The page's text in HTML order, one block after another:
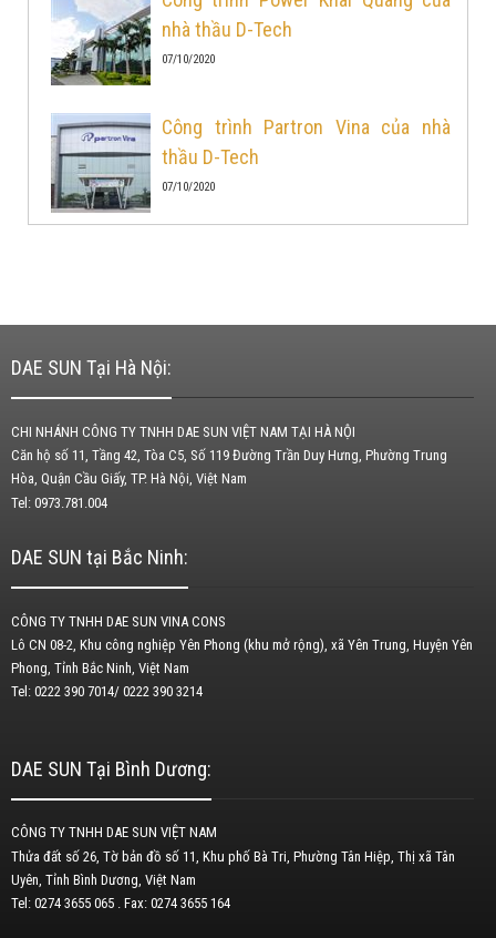
nhà thầu D-Tech
07/10/2020
Công trình Partron Vina của nhà
thầu D-Tech
07/10/2020
DAE SUN Tại Hà Nội:
CHI NHÁNH CÔNG TY TNHH DAE SUN VIỆT NAM TẠI HÀ NỘI
Căn hộ số 11, Tầng 42, Tòa C5, Số 119 Đường Trần Duy Hưng, Phường Trung
Hòa, Quận Cầu Giấy, TP. Hà Nội, Việt Nam
Tel: 0973.781.004
DAE SUN tại Bắc Ninh:
CÔNG TY TNHH DAE SUN VINA CONS
Lô CN 08-2, Khu công nghiệp Yên Phong (khu mở rộng), xã Yên Trung, Huyện Yên
Phong, Tỉnh Bắc Ninh, Việt Nam
Tel: 0222 390 7014/ 0222 390 3214
DAE SUN Tại Bình Dương:
CÔNG TY TNHH DAE SUN VIỆT NAM
Thửa đất số 26, Tờ bản đồ số 11, Khu phố Bà Tri, Phường Tân Hiệp, Thị xã Tân
Uyên, Tỉnh Bình Dương, Việt Nam
Tel: 0274 3655 065 . Fax: 0274 3655 164